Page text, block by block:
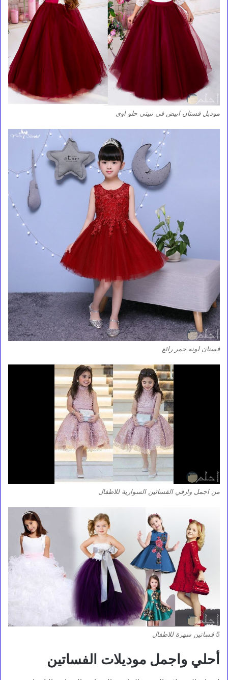
موديل فستان ابيض فى نبيتى حلو اوى
فستان لونه حمر رائع
من اجمل وارقي الفساتين السوارية للاطفال
5 فساتين سهرة للاطفال
أحلي واجمل موديلات الفساتين